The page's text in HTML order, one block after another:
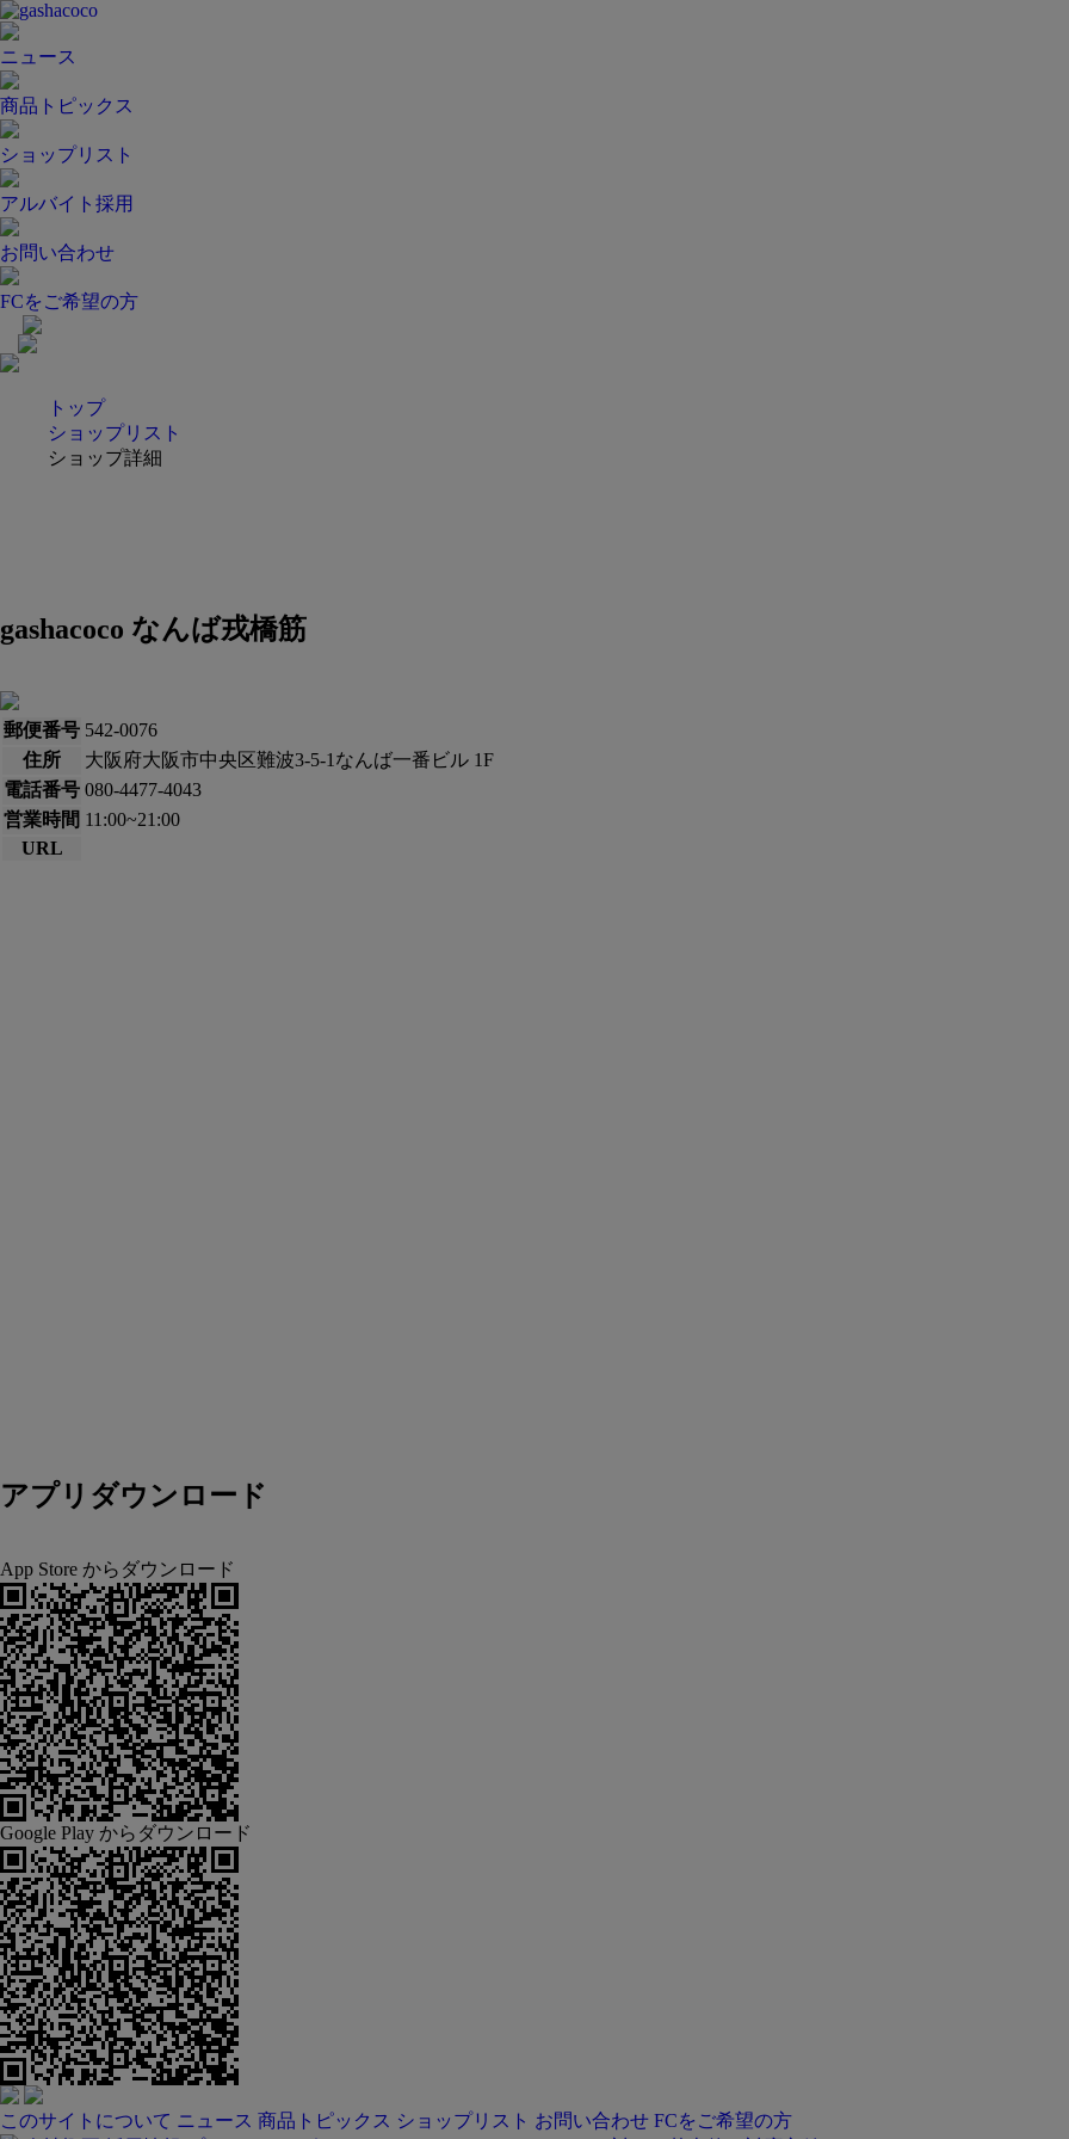
ニュース
商品トピックス
ショップリスト
アルバイト採用
お問い合わせ
FCをご希望の方
トップ
ショップリスト
ショップ詳細
gashacoco なんば戎橋筋
郵便番号 542-0076
住所
大阪府大阪市中央区難波3-5-1なんば一番ビル 1F
電話番号 080-4477-4043
営業時間 11:00~21:00
URL
アプリダウンロード
App Store からダウンロード
Google Play からダウンロード
このサイトについて ニュース 商品トピックス ショップリスト お問い合わせ FCをご希望の方